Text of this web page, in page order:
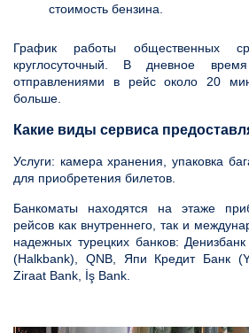
стоимость бензина.
График работы общественных
круглосуточный. В дневное
отправлениями в рейс около 20
больше.
Какие виды сервиса
Услуги: камера хранения, упаковка
для приобретения билетов.
Банкоматы находятся на этаже
рейсов как внутреннего, так и
надежных турецких банков:
(Halkbank), QNB, Япи Кредит Банк
Ziraat Bank, İş Bank.